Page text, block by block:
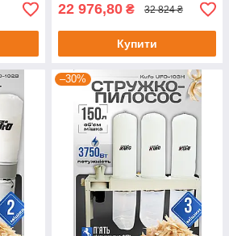
22 976,80 ₴ 32 824 ₴
Купити
–30%